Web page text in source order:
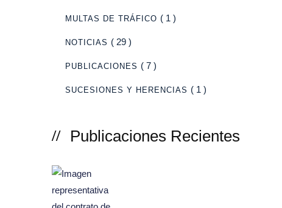
MULTAS DE TRÁFICO ( 1 )
NOTICIAS ( 29 )
PUBLICACIONES ( 7 )
SUCESIONES Y HERENCIAS ( 1 )
Publicaciones Recientes